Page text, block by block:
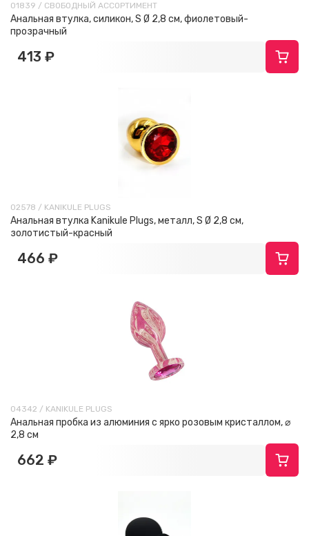
01839 / СВОБОДНЫЙ АССОРТИМЕНТ
Анальная втулка, силикон, S Ø 2,8 см, фиолетовый-
прозрачный
413 ₽
02578 / KANIKULE PLUGS
Анальная втулка Kanikule Plugs, металл, S Ø 2,8 см,
золотистый-красный
466 ₽
04342 / KANIKULE PLUGS
Анальная пробка из алюминия с ярко розовым кристаллом, ⌀
2,8 см
662 ₽